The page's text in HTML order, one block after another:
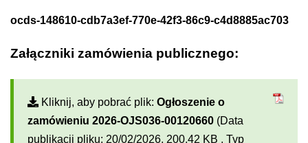
ocds-148610-cdb7a3ef-770e-42f3-86c9-c4d8885ac703
Załączniki zamówienia publicznego:
Kliknij, aby pobrać plik: Ogłoszenie o
zamówieniu 2026-OJS036-00120660 (Data
publikacji pliku: 20/02/2026, 200,42 KB , Typ